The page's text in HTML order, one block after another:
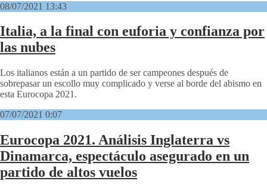
08/07/2021 13:43
Italia, a la final con euforia y confianza por
las nubes
Los italianos están a un partido de ser campeones después de
sobrepasar un escollo muy complicado y verse al borde del abismo en
esta Eurocopa 2021.
07/07/2021 0:07
Eurocopa 2021. Análisis Inglaterra vs
Dinamarca, espectáculo asegurado en un
partido de altos vuelos